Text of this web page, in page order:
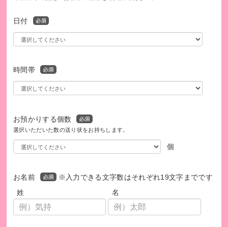
日付
時間帯
お預かりする個数
選択いただいた数の送り状をお持ちします。
個
お名前
※入力できる文字数はそれぞれ19文字までです
姓
名